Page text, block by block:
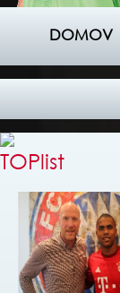
DOMOV